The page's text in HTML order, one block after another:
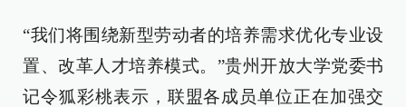
“我们将围绕新型劳动者的培养需求优化专业设
置、改革人才培养模式。”贵州开放大学党委书
记令狐彩桃表示，联盟各成员单位正在加强交